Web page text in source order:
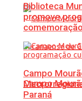
Campo
Biblioteca
promove
Campo
Paraná